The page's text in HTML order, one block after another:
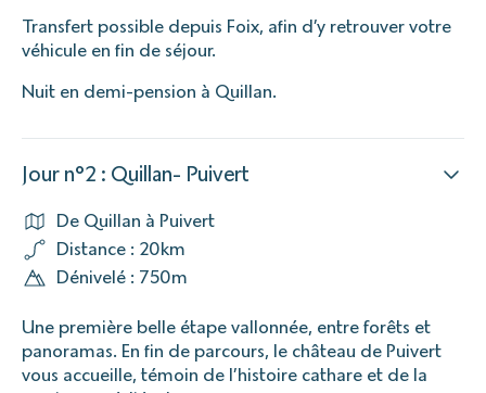
Transfert possible depuis Foix, afin d’y retrouver votre
véhicule en fin de séjour.
Nuit en demi-pension à Quillan.
Jour n°2 : Quillan- Puivert
De Quillan à Puivert
Distance : 20km
Dénivelé : 750m
Une première belle étape vallonnée, entre forêts et
panoramas. En fin de parcours, le château de Puivert
vous accueille, témoin de l’histoire cathare et de la